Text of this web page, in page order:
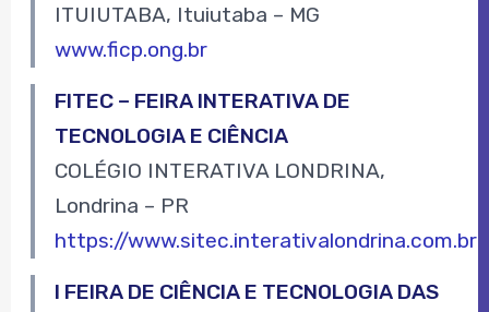
ITUIUTABA, Ituiutaba – MG
www.ficp.ong.br
FITEC – FEIRA INTERATIVA DE
TECNOLOGIA E CIÊNCIA
COLÉGIO INTERATIVA LONDRINA,
Londrina – PR
https://www.sitec.interativalondrina.com.br
I FEIRA DE CIÊNCIA E TECNOLOGIA DAS